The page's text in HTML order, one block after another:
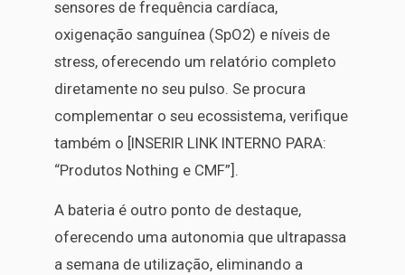
sensores de frequência cardíaca,
oxigenação sanguínea (SpO2) e níveis de
stress, oferecendo um relatório completo
diretamente no seu pulso. Se procura
complementar o seu ecossistema, verifique
também o [INSERIR LINK INTERNO PARA:
“Produtos Nothing e CMF”].
A bateria é outro ponto de destaque,
oferecendo uma autonomia que ultrapassa
a semana de utilização, eliminando a